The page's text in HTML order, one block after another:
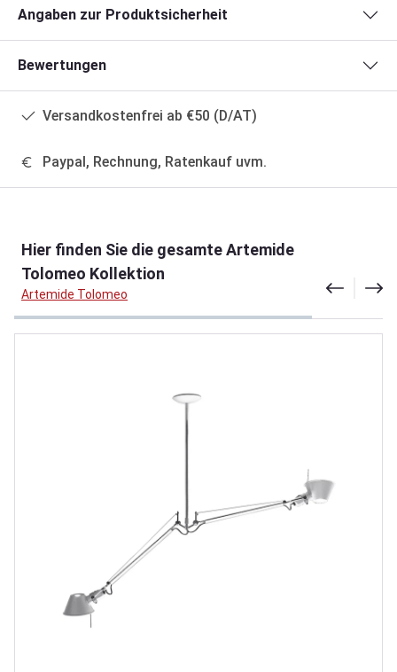
Angaben zur Produktsicherheit
Bewertungen
Versandkostenfrei ab €50 (D/AT)
Paypal, Rechnung, Ratenkauf uvm.
Hier finden Sie die gesamte Artemide
Tolomeo Kollektion
Artemide Tolomeo